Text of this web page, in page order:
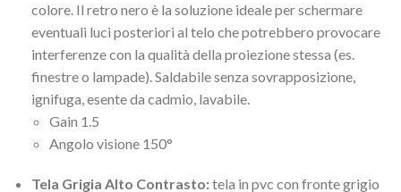
colore. Il retro nero è la soluzione ideale per schermare
eventuali luci posteriori al telo che potrebbero provocare
interferenze con la qualità della proiezione stessa (es.
finestre o lampade). Saldabile senza sovrapposizione,
ignifuga, esente da cadmio, lavabile.
Gain 1.5
Angolo visione 150°
Tela Grigia Alto Contrasto:tela in pvc con fronte grigio